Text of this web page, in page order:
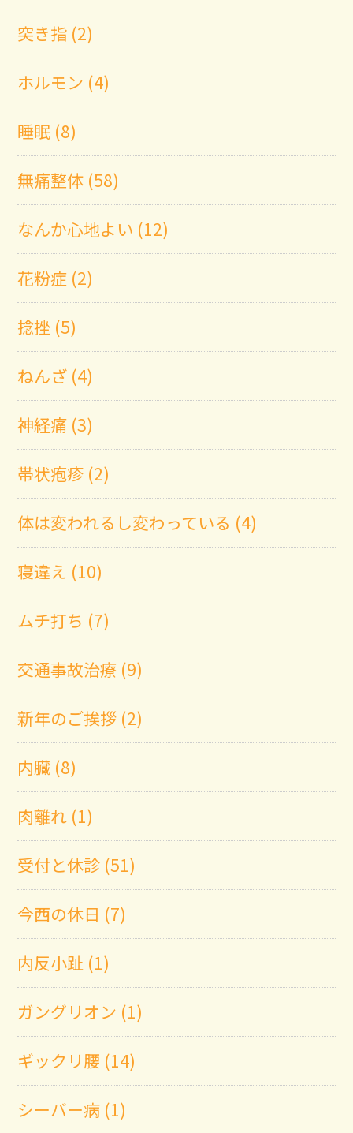
突き指 (2)
ホルモン (4)
睡眠 (8)
無痛整体 (58)
なんか心地よい (12)
花粉症 (2)
捻挫 (5)
ねんざ (4)
神経痛 (3)
帯状疱疹 (2)
体は変われるし変わっている (4)
寝違え (10)
ムチ打ち (7)
交通事故治療 (9)
新年のご挨拶 (2)
内臓 (8)
肉離れ (1)
受付と休診 (51)
今西の休日 (7)
内反小趾 (1)
ガングリオン (1)
ギックリ腰 (14)
シーバー病 (1)